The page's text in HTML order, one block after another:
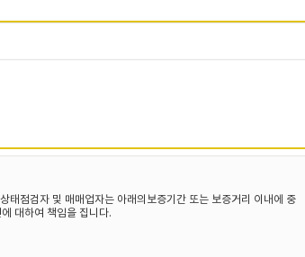
점검자 및 매매업자는 아래의보증기간 또는 보증거리 이내에 중
대하여 책임을 집니다.